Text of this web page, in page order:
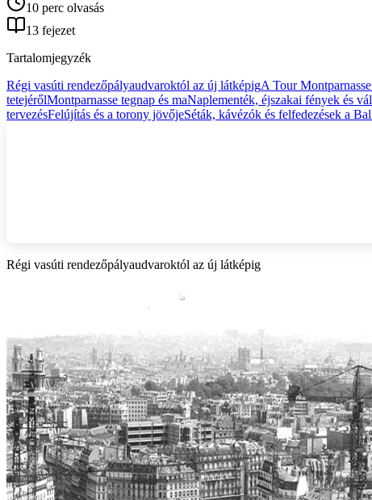
10 perc olvasás
13 fejezet
Tartalomjegyzék
Régi vasúti rendezőpályaudvaroktól az új látképigA Tour
tetejérőlMontparnasse tegnap és maNaplementék, éjszakai fények és
tervezésFelújítás és a torony jövőjeSéták, kávézók és felfedezések a
Régi vasúti rendezőpályaudvaroktól az új látképig